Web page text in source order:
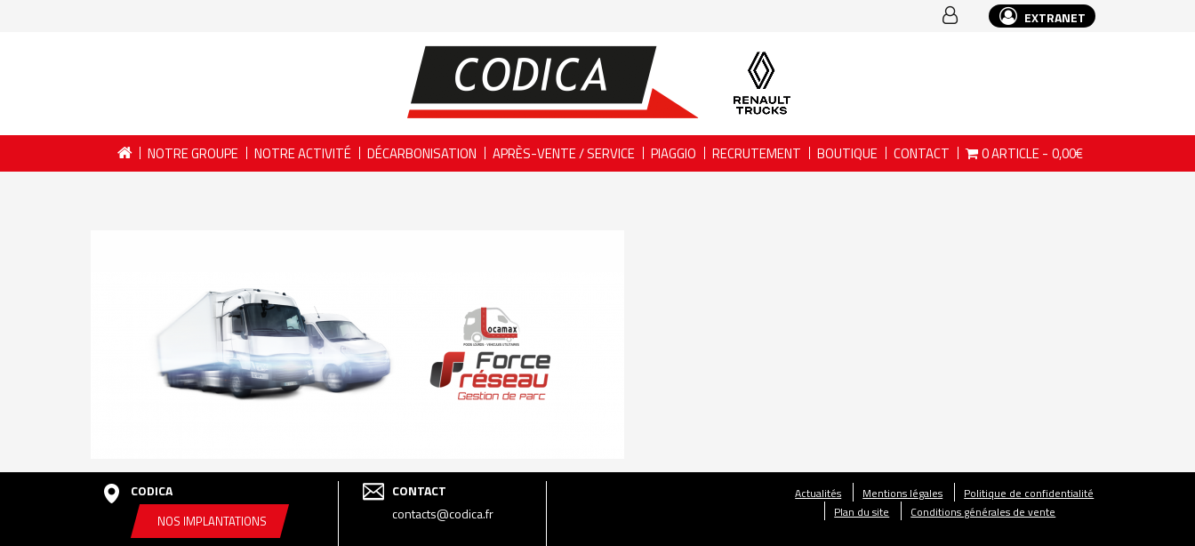
EXTRANET
NOTRE GROUPE NOTRE ACTIVITÉ DÉCARBONISATION APRÈS-VENTE / SERVICE PIAGGIO RECRUTEMENT BOUTIQUE CONTACT 0 ARTICLE 0,00€
CODICA
NOS IMPLANTATIONS
CONTACT
contacts@codica.fr
Actualités Mentions légales
Politique de confidentialité
Plan du site
Conditions générales de vente